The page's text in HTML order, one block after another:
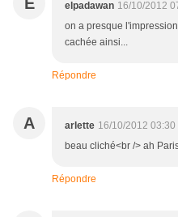
elpadawan 16/10/2012
on a presque
cachée ainsi...
Répondre
A arlette 16/10/2012 03:30
beau cliché<br /> ah
Répondre